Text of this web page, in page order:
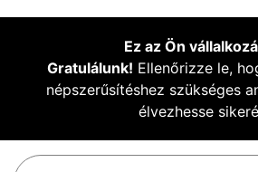
Ez az Ön
Gratulálunk! Ellenőrizze le,
népszerűsítéshez szükséges
élvezhesse